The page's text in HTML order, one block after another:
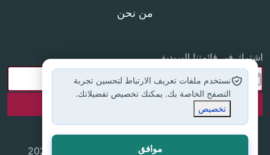
من نحن
اشترك في قائمتنا البريدية
جميع الحقوق محفوظة لموقع إسلام أون لاين © 2025
نستخدم ملفات تعريف الارتباط لتحسين تجربة
التصفح الخاصة بك. يمكنك تخصيص تفضيلاتك.
تخصيص
موافق